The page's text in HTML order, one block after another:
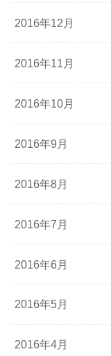
2016年12月
2016年11月
2016年10月
2016年9月
2016年8月
2016年7月
2016年6月
2016年5月
2016年4月